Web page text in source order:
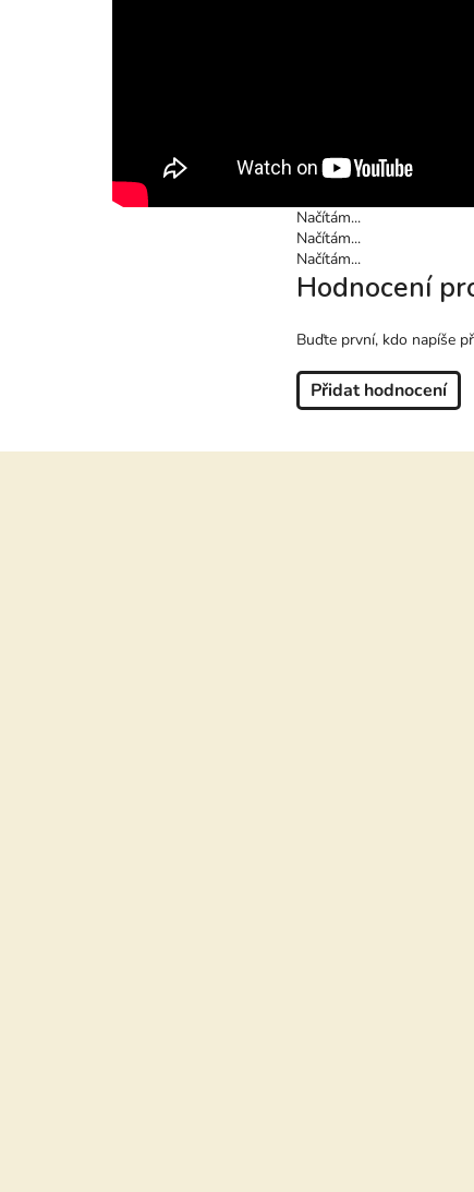
Načítám...
Načítám...
Načítám...
Hodnocení
Buďte první, kdo napíše
Přidat hodnocení